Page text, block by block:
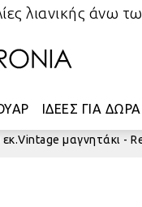
λιανικής άνω
ΙΔΕΕΣ ΓΙΑ ΔΩΡΑ
μαγνητάκι -